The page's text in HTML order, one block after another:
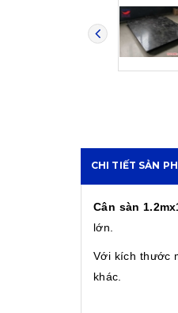
CHI TIẾT SẢN
Cân sàn
lớn.
Với kích thước
khác.